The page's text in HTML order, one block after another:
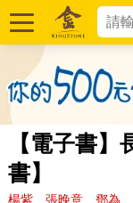
【電子書
書】
楊紫、張晚意、鄧為